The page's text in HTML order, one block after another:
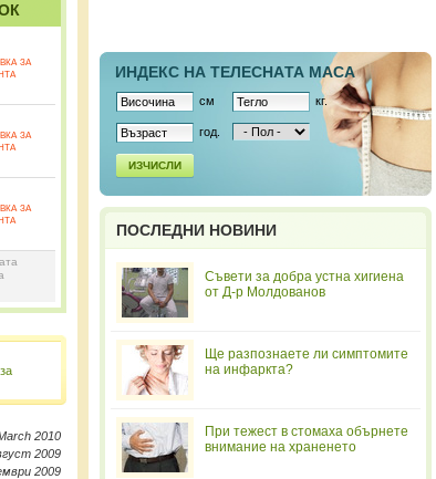
за
за
за
2010
2009
2009
ИНДЕКС НА ТЕЛЕСНAТА МАСА
см кг.
год.
ИЗЧИСЛИ
ПОСЛЕДНИ НОВИНИ
Съвети за добра устна хигиена
от Д-р Молдованов
Ще разпознаете ли симптомите
на инфаркта?
При тежест в стомаха обърнете
внимание на храненето